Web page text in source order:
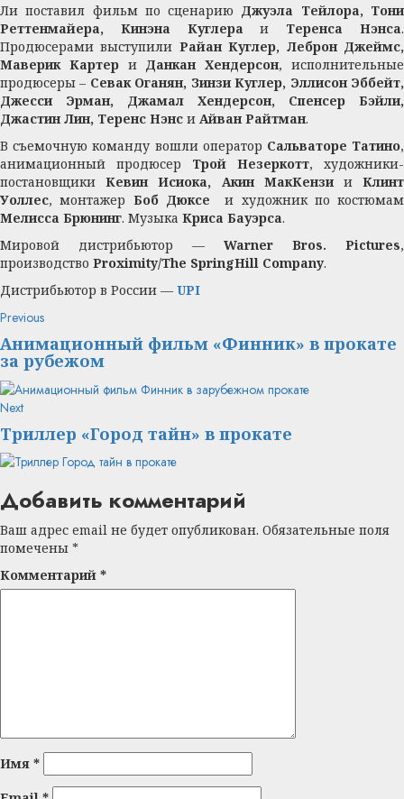
Ли поставил фильм по сценарию Джуэла Тейлора, Тони
Реттенмайера, Кинэна Куглера и Теренса Нэнса.
Продюсерами выступили Райан Куглер, Леброн Джеймс,
Маверик Картери Данкан Хендерсон, исполнительные
продюсеры – Севак Оганян, Зинзи Куглер, Эллисон Эббейт,
Джесси Эрман, Джамал Хендерсон, Спенсер Бэйли,
Джастин Лин, Теренс Нэнс и Айван Райтман.
В съемочную команду вошли оператор Сальваторе Татино,
анимационный продюсер Трой Незеркотт, художники-
постановщикиКевин Исиока, Акин МакКензииКлинт
Уоллес, монтажер Боб Дюксе и художник по костюмам
Мелисса Брюнинг. Музыка Криса Бауэрса.
Мировой дистрибьютор — Warner Bros. Pictures,
производство Proximity/The SpringHill Company.
Дистрибьютор в России — UPI
Continue
Reading
PreviousPrevious
Анимационный фильм «Финник» в прокате
за рубежом
NextNext
Триллер «Город тайн» в прокате
Добавить комментарий
Ваш адрес email не будет опубликован. Обязательные поля
помечены *
Комментарий *
Имя *